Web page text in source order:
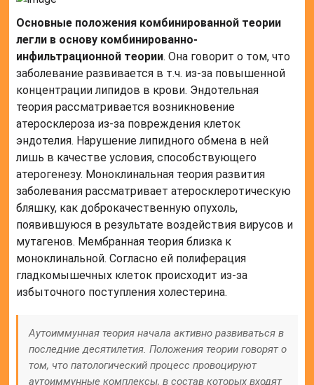
Основные положения комбинированной теории
легли в основу комбинированно-
инфильтрационной теории. Она говорит о том, что
заболевание развивается в т.ч. из-за повышенной
концентрации липидов в крови. Эндотельная
теория рассматривается возникновение
атеросклероза из-за повреждения клеток
эндотелия. Нарушение липидного обмена в ней
лишь в качестве условия, способствующего
атерогенезу. Моноклинальная теория развития
заболевания рассматривает атеросклеротическую
бляшку, как доброкачественную опухоль,
появившуюся в результате воздействия вирусов и
мутагенов. Мембранная теория близка к
моноклинальной. Согласно ей полиферация
гладкомышечных клеток происходит из-за
избыточного поступления холестерина.
Аутоиммунная теория начала активно развиваться в
последние десятилетия. Положения теории говорят о
том, что патологический процесс провоцируют
аутоиммунные комплексы, в состав которых входят